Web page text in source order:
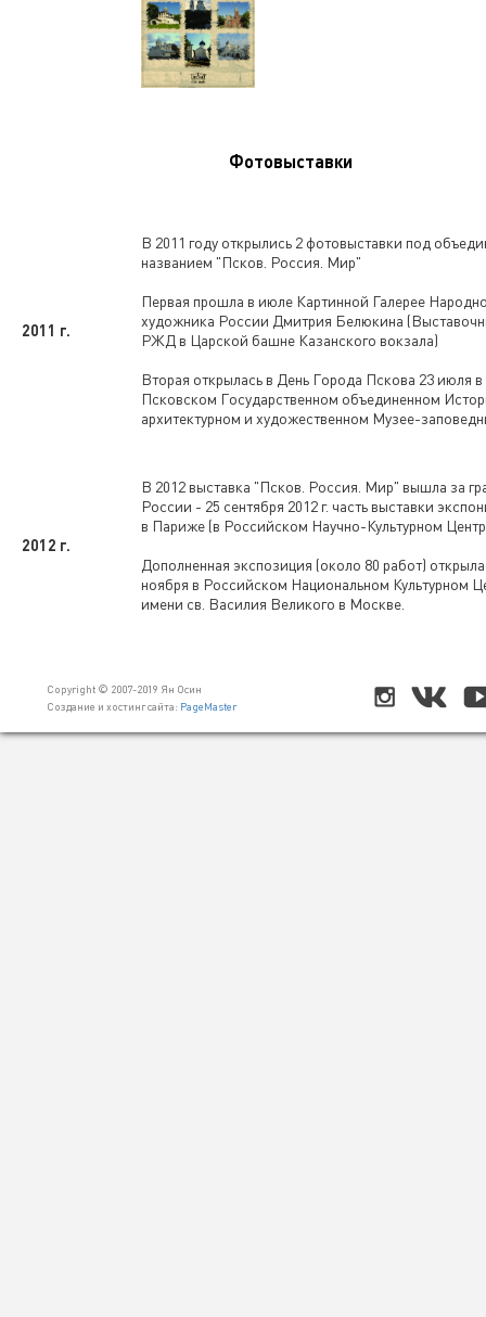
Фотовыставки
2011 г.
В 2011 году открылись 2 фотовыставки под
названием "Псков. Россия. Мир"
Первая прошла в июле Картинной Галерее
художника России Дмитрия Белюкина
РЖД в Царской башне Казанского вокзала)
Вторая открылась в День Города Пскова 23 июля в
Псковском Государственном объединенном
архитектурном и художественном Музее-
2012 г.
В 2012 выставка "Псков. Россия. Мир" вышла за
России - 25 сентября 2012 г. часть выставки
в Париже (в Российском Научно-Культурном
Дополненная экспозиция (около 80 работ)
ноября в Российском Национальном Культурном
имени св. Василия Великого в Москве.
Copyright © 2007-2019 Ян Осин
Создание и хостинг сайта: PageMaster